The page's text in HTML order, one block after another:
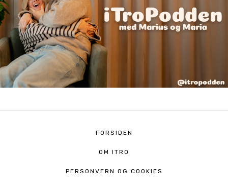
FORSIDEN
OM ITRO
PERSONVERN OG COOKIES